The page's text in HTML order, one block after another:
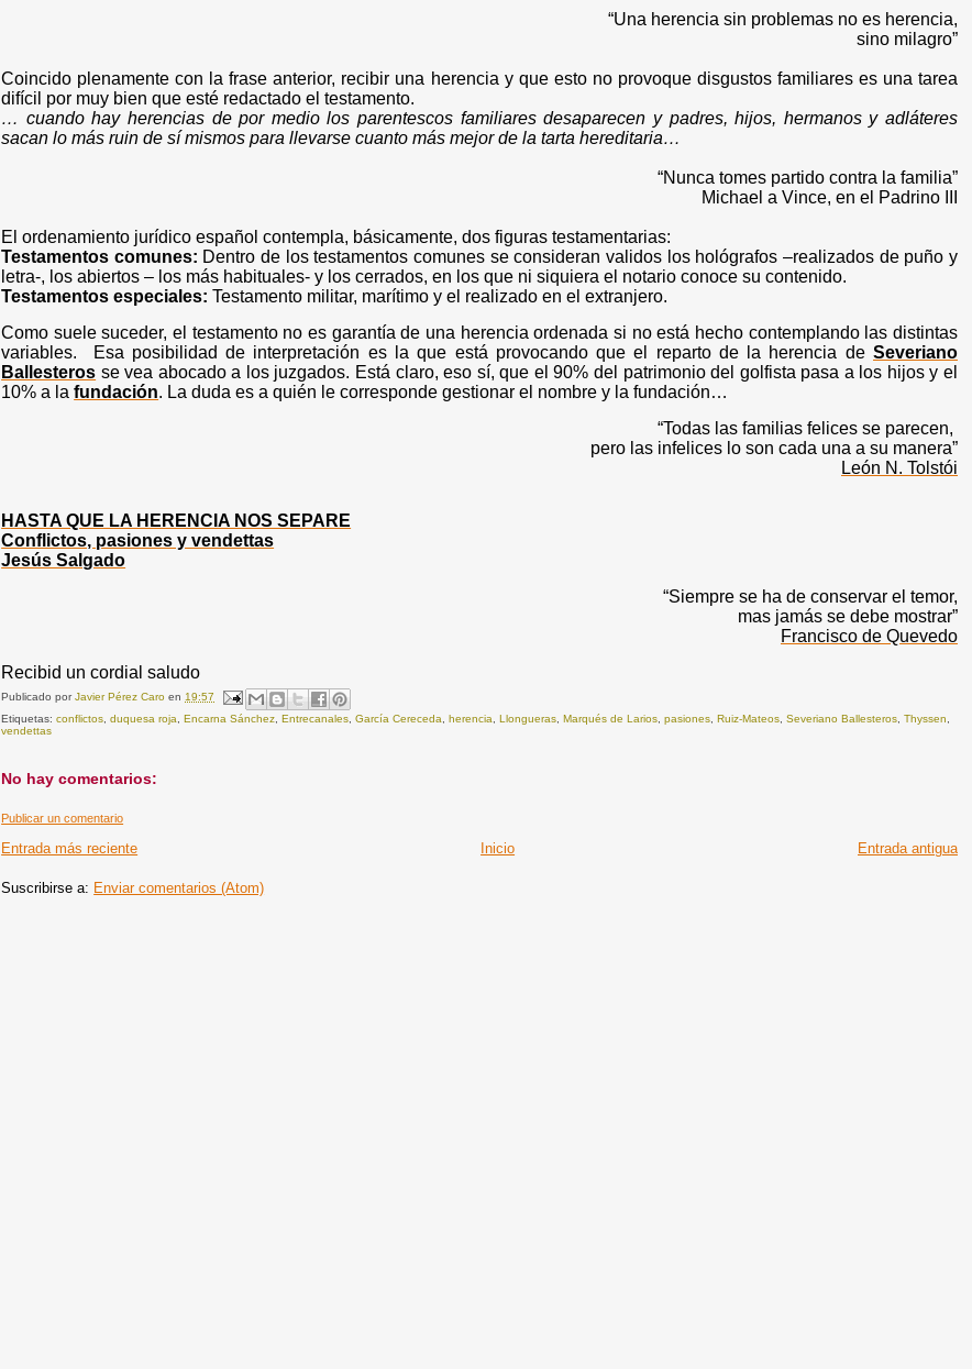
“Una herencia sin problemas no es herencia,
sino milagro”
Coincido plenamente con la frase anterior, recibir una herencia y que esto no provoque disgustos familiares es una tarea
difícil por muy bien que esté redactado el testamento.
… cuando hay herencias de por medio los parentescos familiares desaparecen y padres, hijos, hermanos y adláteres
sacan lo más ruin de sí mismos para llevarse cuanto más mejor de la tarta hereditaria…
“Nunca tomes partido contra la familia”
Michael a Vince, en el Padrino III
El ordenamiento jurídico español contempla, básicamente, dos figuras testamentarias:
Testamentos comunes: Dentro de los testamentos comunes se consideran validos los hológrafos –realizados de puño y
letra-, los abiertos – los más habituales- y los cerrados, en los que ni siquiera el notario conoce su contenido.
Testamentos especiales: Testamento militar, marítimo y el realizado en el extranjero.
Como suele suceder, el testamento no es garantía de una herencia ordenada si no está hecho contemplando las distintas
variables. Esa posibilidad de interpretación es la que está provocando que el reparto de la herencia de Severiano
Ballesteros se vea abocado a los juzgados. Está claro, eso sí, que el 90% del patrimonio del golfista pasa a los hijos y el
10% a lafundación. La duda es a quién le corresponde gestionar el nombre y la fundación…
“Todas las familias felices se parecen,
pero las infelices lo son cada una a su manera”
León N. Tolstói
HASTA QUE LA HERENCIA NOS SEPARE
Conflictos, pasiones y vendettas
Jesús Salgado
“Siempre se ha de conservar el temor,
mas jamás se debe mostrar”
Francisco de Quevedo
Recibid un cordial saludo
Publicado porJavier Pérez Caro en19:57
Etiquetas:conflictos ,duquesa roja ,Encarna Sánchez ,Entrecanales ,García Cereceda ,herencia ,Llongueras ,Marqués de Larios ,pasiones ,Ruiz-Mateos ,Severiano Ballesteros ,Thyssen
vendettas
No hay comentarios:
Publicar un comentario
Entrada más reciente Entrada antigua
Inicio
Suscribirse a: Enviar comentarios (Atom)